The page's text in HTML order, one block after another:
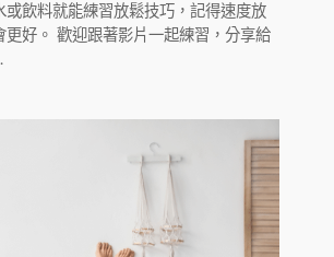
或飲料就能練習放鬆技巧，記得速度放
更好。 歡迎跟著影片一起練習，分享給